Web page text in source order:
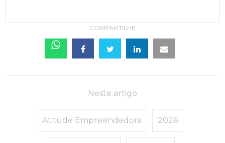
COMPARTILHE
Neste artigo
Atitude Empreendedora 2026